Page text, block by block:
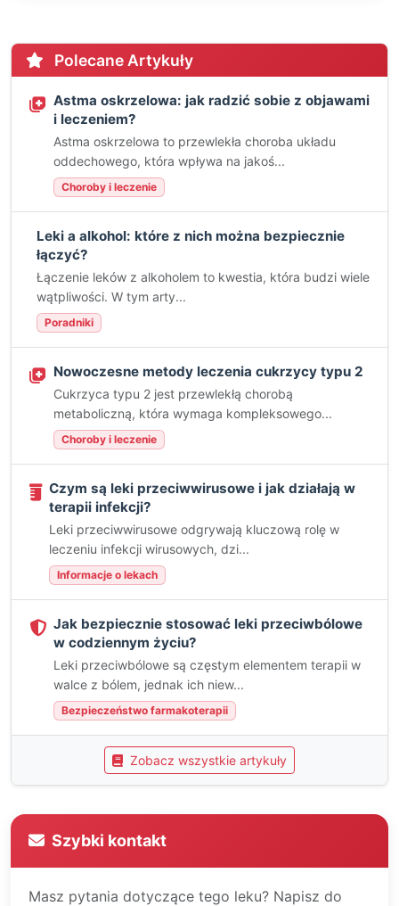
Polecane Artykuły
Astma oskrzelowa: jak radzić sobie z objawami
i leczeniem?
Astma oskrzelowa to przewlekła choroba układu
oddechowego, która wpływa na jakoś...
Choroby i leczenie
Leki a alkohol: które z nich można bezpiecznie
łączyć?
Łączenie leków z alkoholem to kwestia, która budzi wiele
wątpliwości. W tym arty...
Poradniki
Nowoczesne metody leczenia cukrzycy typu 2
Cukrzyca typu 2 jest przewlekłą chorobą
metaboliczną, która wymaga kompleksowego...
Choroby i leczenie
Czym są leki przeciwwirusowe i jak działają w
terapii infekcji?
Leki przeciwwirusowe odgrywają kluczową rolę w
leczeniu infekcji wirusowych, dzi...
Informacje o lekach
Jak bezpiecznie stosować leki przeciwbólowe
w codziennym życiu?
Leki przeciwbólowe są częstym elementem terapii w
walce z bólem, jednak ich niew...
Bezpieczeństwo farmakoterapii
Zobacz wszystkie artykuły
Szybki kontakt
Masz pytania dotyczące tego leku? Napisz do